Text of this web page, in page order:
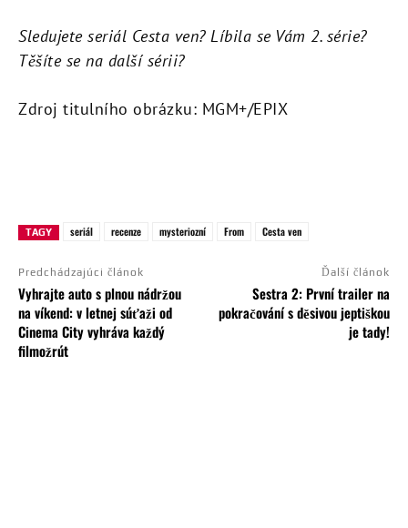
Sledujete seriál Cesta ven? Líbila se Vám 2. série?
Těšíte se na další sérii?
Zdroj titulního obrázku: MGM+/EPIX
TAGY seriál recenze mysteriozní From Cesta ven
Predchádzajúci článok
Vyhrajte auto s plnou nádržou
na víkend: v letnej súťaži od
Cinema City vyhráva každý
filmožrút
Ďalší článok
Sestra 2: První trailer na
pokračování s děsivou jeptiškou
je tady!